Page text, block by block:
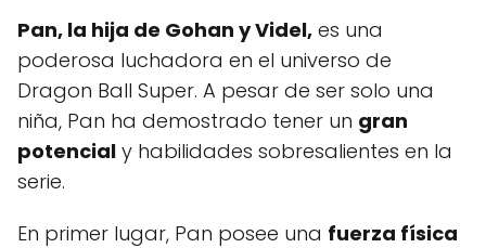
Pan, la hija de Gohan y Videl, es una
poderosa luchadora en el universo de
Dragon Ball Super. A pesar de ser solo una
niña, Pan ha demostrado tener un gran
potencial y habilidades sobresalientes en la
serie.
En primer lugar, Pan posee una fuerza física